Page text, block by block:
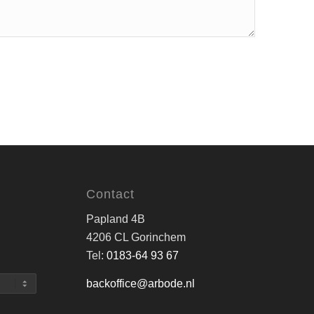
Contact
Papland 4B
4206 CL Gorinchem
Tel:0183-64 93 67
backoffice@arbode.nl